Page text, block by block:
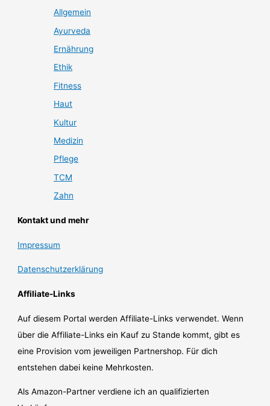
Allgemein
Ayurveda
Ernährung
Ethik
Fitness
Haut
Kultur
Medizin
Pflege
TCM
Zahn
Kontakt und mehr
Impressum
Datenschutzerklärung
Affiliate-Links
Auf diesem Portal werden Affiliate-Links verwendet. Wenn
über die Affiliate-Links ein Kauf zu Stande kommt, gibt es
eine Provision vom jeweiligen Partnershop. Für dich
entstehen dabei keine Mehrkosten.
Als Amazon-Partner verdiene ich an qualifizierten